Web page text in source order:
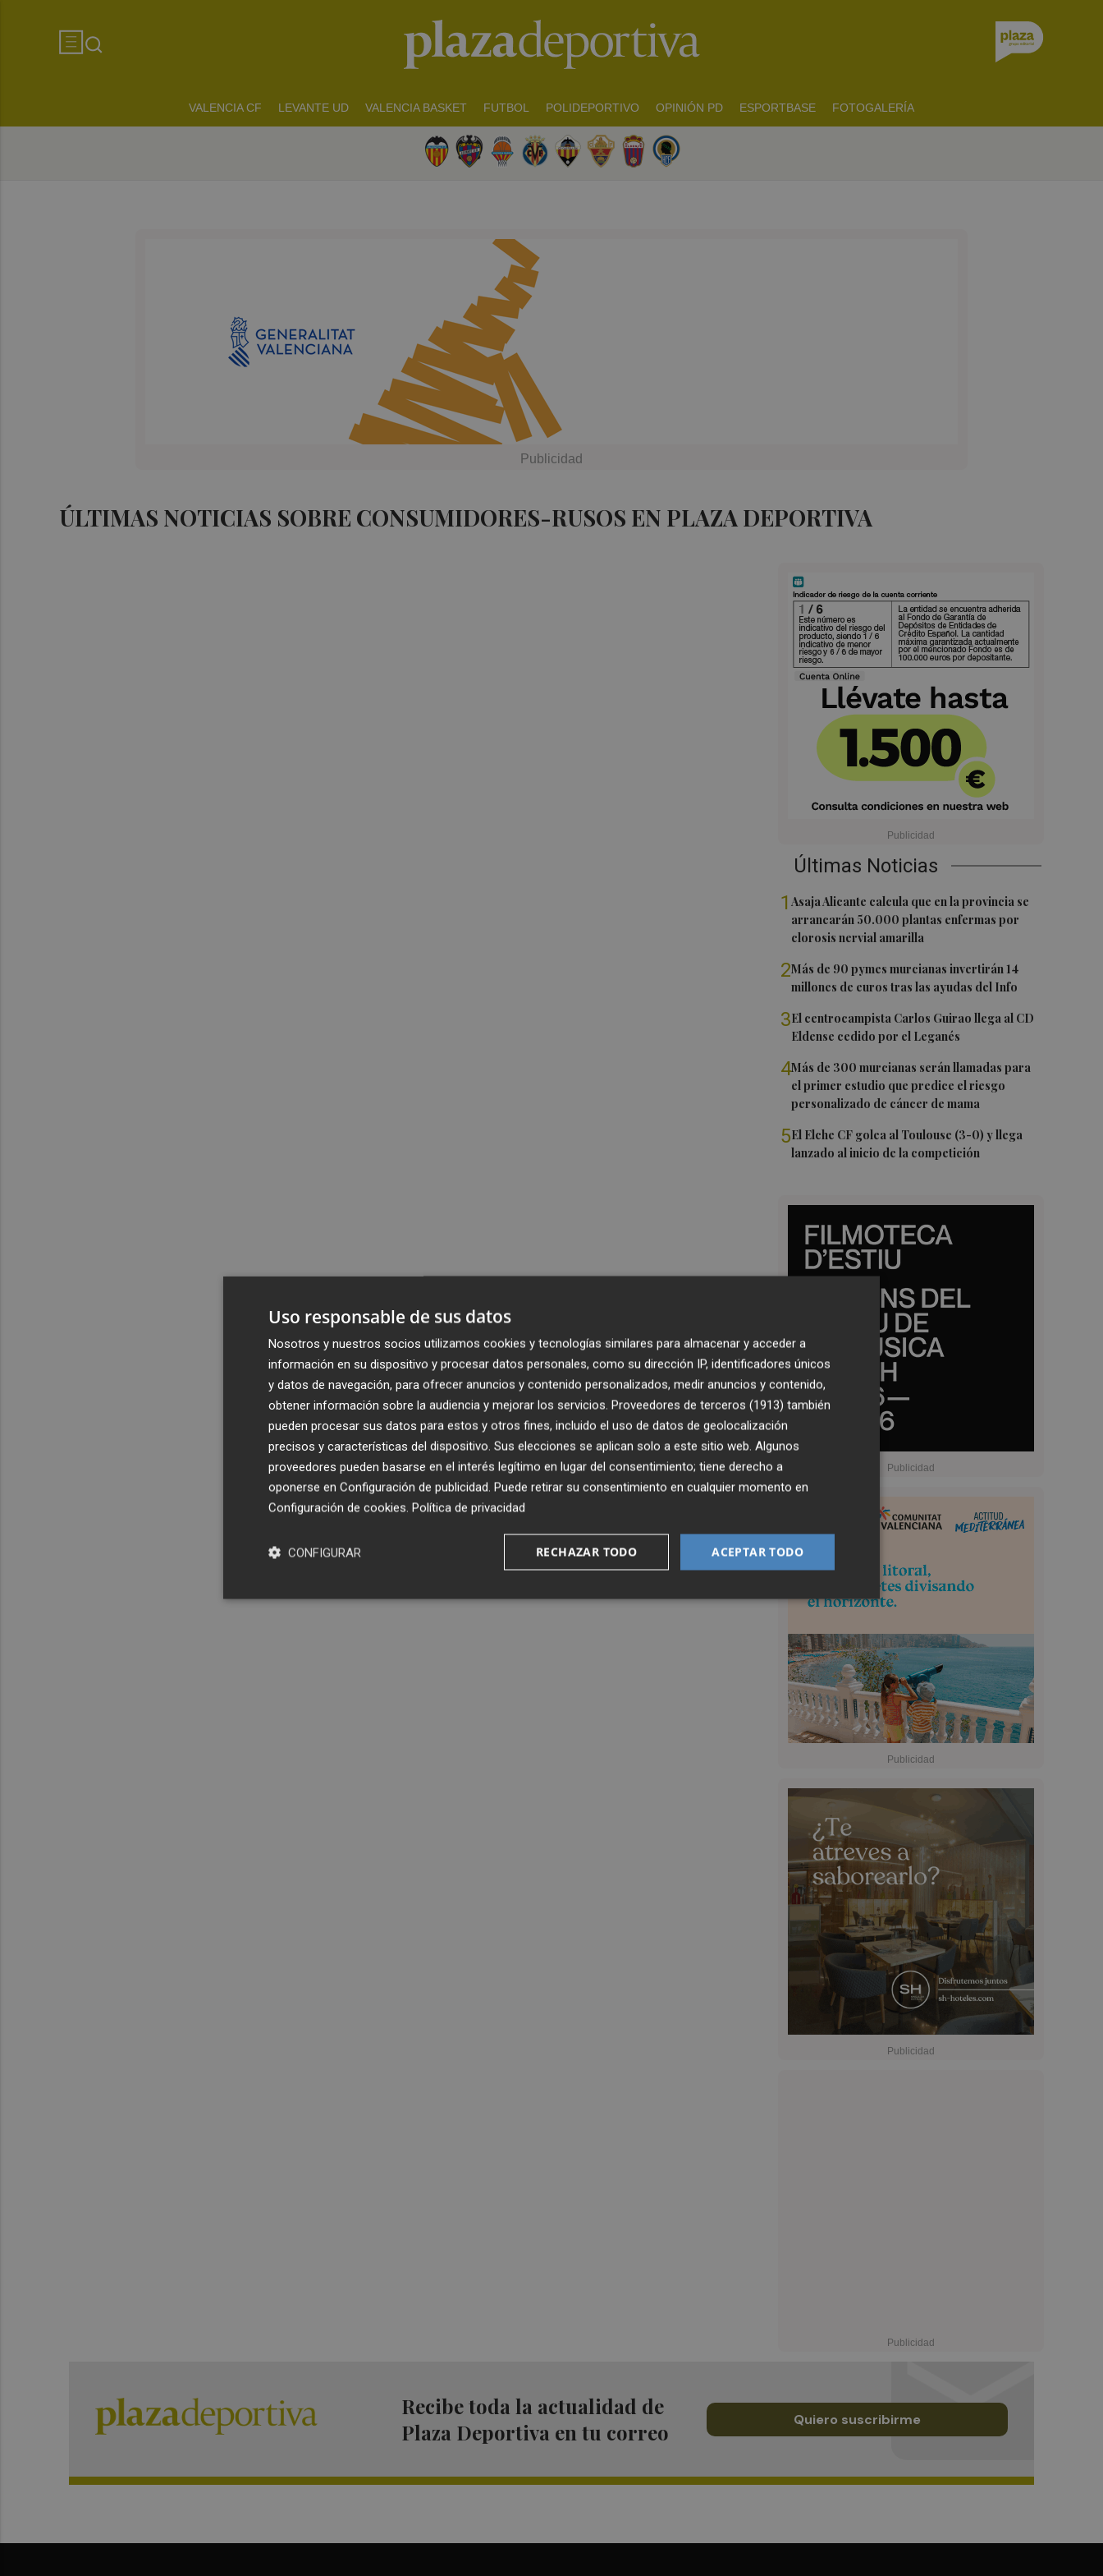
VALENCIA CF LEVANTE UD VALENCIA BASKET FUTBOL POLIDEPORTIVO OPINIÓN PD ESPORTBASE FOTOGALERÍA
ÚLTIMAS NOTICIAS SOBRE CONSUMIDORES-RUSOS EN PLAZA DEPORTIVA
Últimas Noticias
1Asaja Alicante calcula que en la provincia se
arrancarán 50.000 plantas enfermas por
clorosis nervial amarilla
2Más de 90 pymes murcianas invertirán 14
millones de euros tras las ayudas del Info
3El centrocampista Carlos Guirao llega al CD
Eldense cedido por el Leganés
4Más de 300 murcianas serán llamadas para
el primer estudio que predice el riesgo
personalizado de cáncer de mama
5El Elche CF golea al Toulouse (3-0) y llega
lanzado al inicio de la competición
Recibe toda la actualidad de
Plaza Deportiva en tu correo
Quiero suscribirme
Uso responsable de sus datos
Nosotros y nuestros socios utilizamos cookies y tecnologías similares para almacenar y acceder a
información en su dispositivo y procesar datos personales, como su dirección IP, identificadores únicos
y datos de navegación, para ofrecer anuncios y contenido personalizados, medir anuncios y contenido,
obtener información sobre la audiencia y mejorar los servicios. Proveedores de terceros (1913) también
pueden procesar sus datos para estos y otros fines, incluido el uso de datos de geolocalización
precisos y características del dispositivo. Sus elecciones se aplican solo a este sitio web. Algunos
proveedores pueden basarse en el interés legítimo en lugar del consentimiento; tiene derecho a
oponerse en Configuración de publicidad. Puede retirar su consentimiento en cualquier momento en
Configuración de cookies. Política de privacidad
ACEPTAR TODO
RECHAZAR TODO
CONFIGURAR